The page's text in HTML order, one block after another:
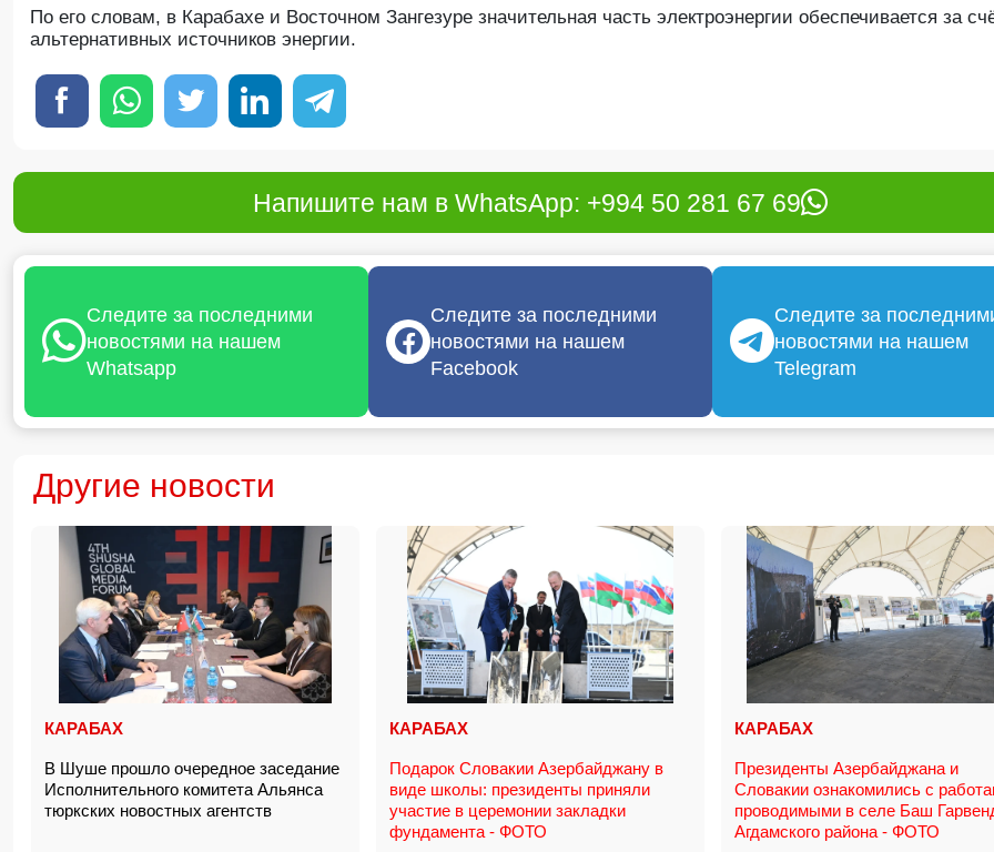
По его словам, в Карабахе и Восточном Зангезуре значительная часть электроэнергии обеспечивается за
альтернативных источников энергии.
Напишите нам в WhatsApp: +994 50 281 67 69
Следите за последними
новостями на нашем
Whatsapp
Следите за последними
новостями на нашем
Facebook
Следите за
новостями на нашем
Telegram
Другие новости
КАРАБАХ
В Шуше прошло очередное заседание
Исполнительного комитета Альянса
тюркских новостных агентств
КАРАБАХ
Подарок Словакии Азербайджану в
виде школы: президенты приняли
участие в церемонии закладки
фундамента - ФОТО
КАРАБАХ
Президенты Азербайджана и
Словакии ознакомились с
проводимыми в селе Баш
Агдамского района - ФОТО